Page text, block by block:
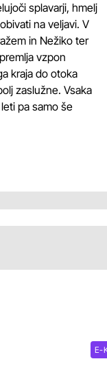
splavarji, hmelj
na veljavi. V
in Nežiko ter
vzpon
kraja do otoka
zaslužne. Vsaka
pa samo še
E-